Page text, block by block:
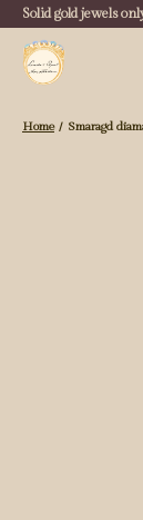
Solid gold jewels
Home / Smaragd